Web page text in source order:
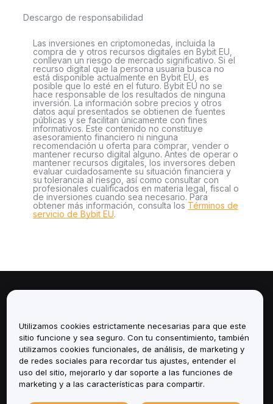
Descargo de responsabilidad
Las inversiones en criptomonedas, incluida la
compra de y otros recursos digitales en Bybit EU,
conllevan un riesgo de mercado significativo. Si el
recurso digital que la persona usuaria busca no
está disponible actualmente en Bybit EU, es
posible que lo esté en el futuro. Bybit EU no se
hace responsable de los resultados de ninguna
inversión. La información sobre precios y otros
datos aquí presentados se obtienen de fuentes
públicas y se facilitan únicamente con fines
informativos. Este contenido no constituye
asesoramiento financiero ni ninguna
recomendación u oferta para comprar, vender o
mantener recurso digital alguno. Antes de operar o
mantener recursos digitales, los inversores deben
evaluar cuidadosamente su situación financiera y
su tolerancia al riesgo, así como consultar con
profesionales cualificados en materia legal, fiscal o
de inversiones cuando sea necesario. Para
obtener más información, consulta los Términos de
servicio de Bybit EU.
Servicios
Soporte
Productos
Utilizamos cookies estrictamente necesarias para que este
sitio funcione y sea seguro. Con tu consentimiento, también
utilizamos cookies funcionales, de análisis, de marketing y
de redes sociales para recordar tus ajustes, entender el
uso del sitio, mejorarlo y dar soporte a las funciones de
marketing y a las características para compartir.